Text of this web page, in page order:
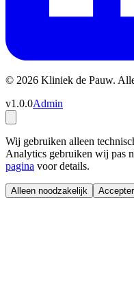
© 2026 Kliniek de Pauw.
v1.0.0Admin
Wij gebruiken alleen
Analytics gebruiken wij pas
pagina voor details.
Alleen noodzakelijk